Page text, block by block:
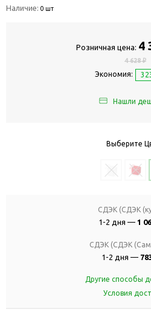
Наличие: 0 шт
Розничная цена: 4
4 628 ₽
Экономия:
Нашли
Выберите
СДЭК (СДЭК
1-2 дня — 1
СДЭК (СДЭК
1-2 дня —
Другие способы
Условия